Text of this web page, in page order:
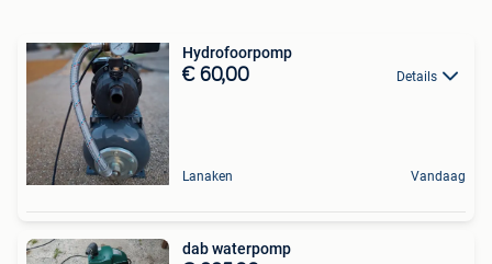
Hydrofoorpomp
€ 60,00 Details
Lanaken Vandaag
dab waterpomp